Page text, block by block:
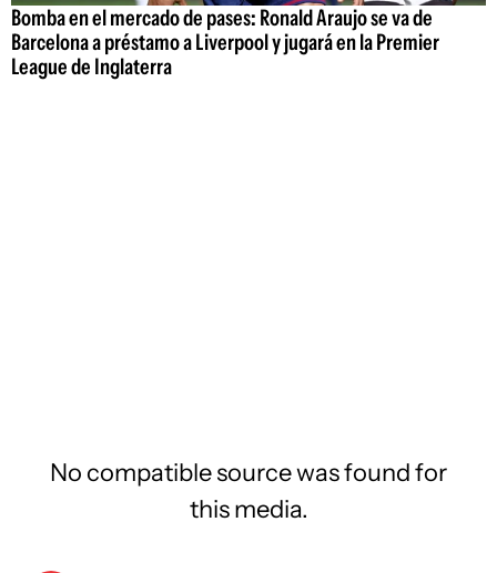
Bomba en el mercado de pases: Ronald Araujo se va de
Barcelona a préstamo a Liverpool y jugará en la Premier
League de Inglaterra
No compatible source was found for
this media.